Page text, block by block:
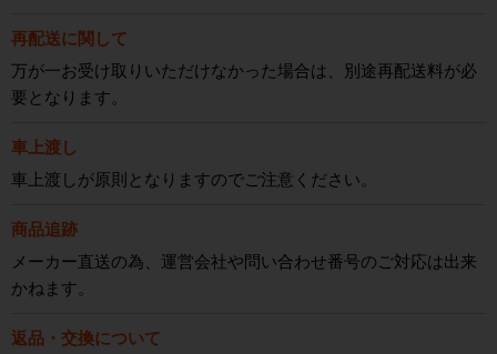
再配送に関して
万が一お受け取りいただけなかった場合は、別途再配送料が必
要となります。
車上渡し
車上渡しが原則となりますのでご注意ください。
商品追跡
メーカー直送の為、運営会社や問い合わせ番号のご対応は出来
かねます。
返品・交換について